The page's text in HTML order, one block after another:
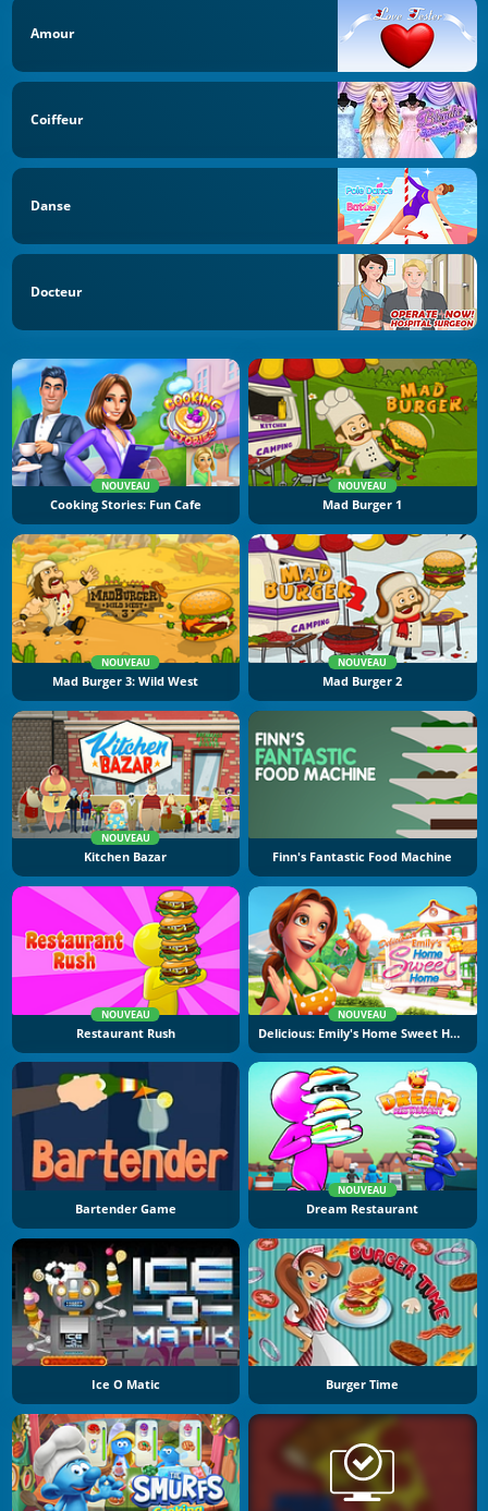
Amour
Coiffeur
Danse
Docteur
NOUVEAU
Cooking Stories: Fun Cafe
NOUVEAU
Mad Burger 1
NOUVEAU
Mad Burger 3: Wild West
NOUVEAU
Mad Burger 2
NOUVEAU
Kitchen Bazar Finn's Fantastic Food Machine
NOUVEAU
Restaurant Rush
NOUVEAU
Delicious: Emily's Home Sweet Home
Bartender Game
NOUVEAU
Dream Restaurant
Ice O Matic Burger Time